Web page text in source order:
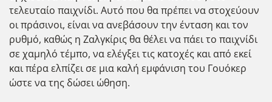
τελευταίο παιχνίδι. Αυτό που θα πρέπει να στοχεύουν
οι πράσινοι, είναι να ανεβάσουν την ένταση και τον
ρυθμό, καθώς η Ζαλγκίρις θα θέλει να πάει το παιχνίδι
σε χαμηλό τέμπο, να ελέγξει τις κατοχές και από εκεί
και πέρα ελπίζει σε μια καλή εμφάνιση του Γουόκερ
ώστε να της δώσει ώθηση.